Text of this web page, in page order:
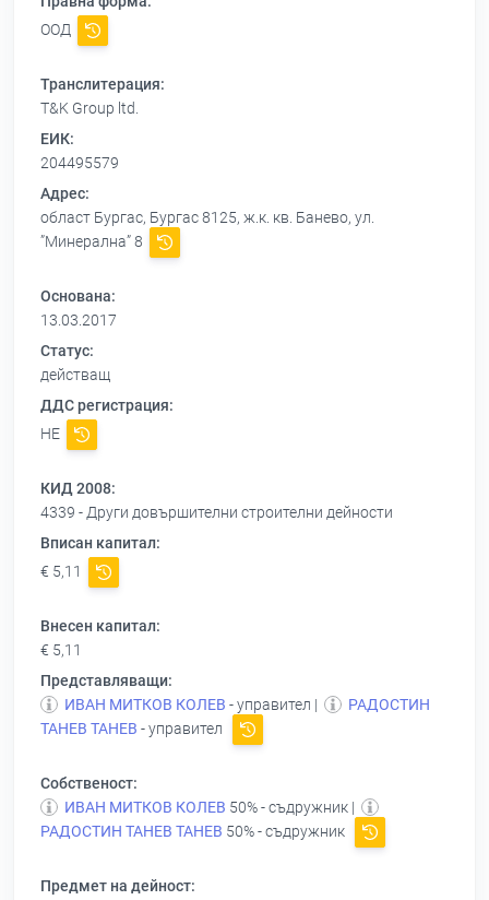
ООД
Транслитерация:
T&K Group ltd.
ЕИК:
204495579
Адрес:
област Бургас, Бургас 8125, ж.к. кв. Банево, ул.
”Минерална” 8
Основана:
13.03.2017
Статус:
действащ
ДДС регистрация:
НЕ
КИД 2008:
4339 - Други довършителни строителни дейности
Вписан капитал:
€ 5,11
Внесен капитал:
€ 5,11
Представляващи:
ИВАН МИТКОВ КОЛЕВ - управител |
РАДОСТИН
ТАНЕВ ТАНЕВ - управител
Собственост:
ИВАН МИТКОВ КОЛЕВ 50% - съдружник |
РАДОСТИН ТАНЕВ ТАНЕВ 50% - съдружник
Предмет на дейност: